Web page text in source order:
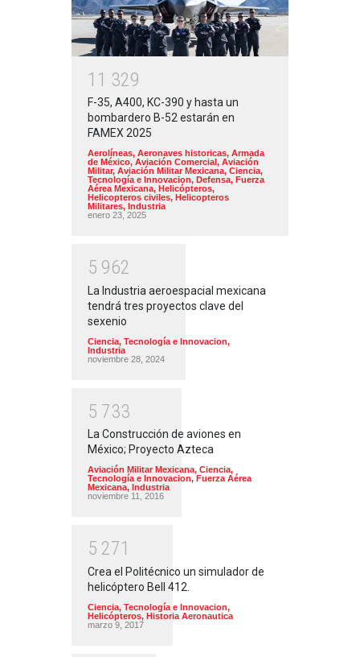
1 1 329
F-35, A400, KC-390 y hasta un
bombardero B-52 estarán en
FAMEX 2025
Aerolíneas, Aeronaves historicas, Armada
de México, Aviación Comercial, Aviación
Militar, Aviación Militar Mexicana, Ciencia,
Tecnología e Innovacion, Defensa, Fuerza
Aérea Mexicana, Helicópteros,
Helicopteros civiles, Helicopteros
Militares, Industria
enero 23, 2025
5 962
La Industria aeroespacial mexicana
tendrá tres proyectos clave del
sexenio
Ciencia, Tecnología e Innovacion,
Industria
noviembre 28, 2024
5 733
La Construcción de aviones en
México; Proyecto Azteca
Aviación Militar Mexicana, Ciencia,
Tecnología e Innovacion, Fuerza Aérea
Mexicana, Industria
noviembre 11, 2016
5 271
Crea el Politécnico un simulador de
helicóptero Bell 412.
Ciencia, Tecnología e Innovacion,
Helicópteros, Historia Aeronautica
marzo 9, 2017